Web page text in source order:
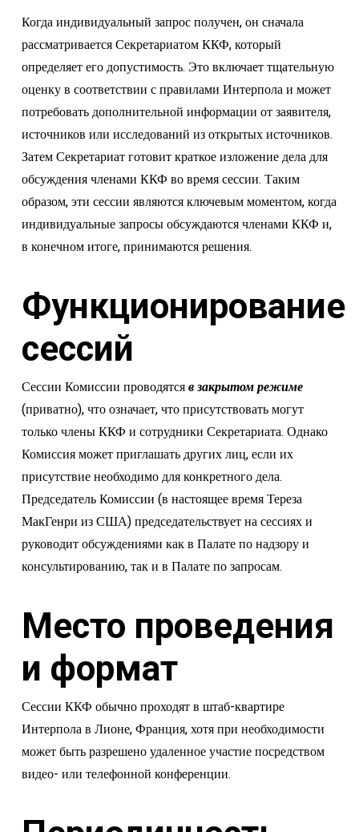
Когда индивидуальный запрос получен, он сначала
рассматривается Секретариатом ККФ, который
определяет его допустимость. Это включает тщательную
оценку в соответствии с правилами Интерпола и может
потребовать дополнительной информации от заявителя,
источников или исследований из открытых источников.
Затем Секретариат готовит краткое изложение дела для
обсуждения членами ККФ во время сессии. Таким
образом, эти сессии являются ключевым моментом, когда
индивидуальные запросы обсуждаются членами ККФ и,
в конечном итоге, принимаются решения.
Функционирование
сессий
Сессии Комиссии проводятсяв закрытом режиме
(приватно), что означает, что присутствовать могут
только члены ККФ и сотрудники Секретариата. Однако
Комиссия может приглашать других лиц, если их
присутствие необходимо для конкретного дела.
Председатель Комиссии (в настоящее время Тереза
МакГенри из США) председательствует на сессиях и
руководит обсуждениями как в Палате по надзору и
консультированию, так и в Палате по запросам.
Место проведения
и формат
Сессии ККФ обычно проходят в штаб-квартире
Интерпола в Лионе, Франция, хотя при необходимости
может быть разрешено удаленное участие посредством
видео- или телефонной конференции.